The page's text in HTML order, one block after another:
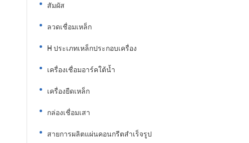
สัมผัส
ลวดเชื่อมเหล็ก
H ประเภทเหล็กประกอบเครื่อง
เครื่องเชื่อมอาร์คใต้น้ำ
เครื่องยืดเหล็ก
กล่องเชื่อมเสา
สายการผลิตแผ่นคอนกรีตสำเร็จรูป